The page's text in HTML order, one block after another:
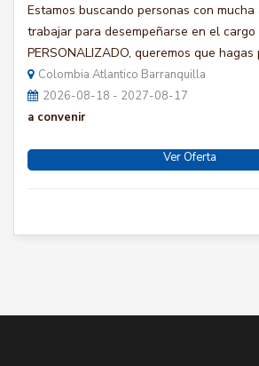
Estamos buscando personas con
trabajar para desempeñarse en el cargo
PERSONALIZADO, queremos que hagas
Colombia Atlantico Barranquilla
2026-08-18 - 2027-08-17
a convenir
Ver Oferta